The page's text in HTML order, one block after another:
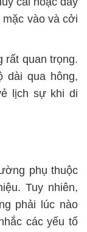
vào và cởi
rất quan trọng.
qua hông,
lịch sự khi di
phụ thuộc
Tuy nhiên,
phải lúc nào
các yếu tố